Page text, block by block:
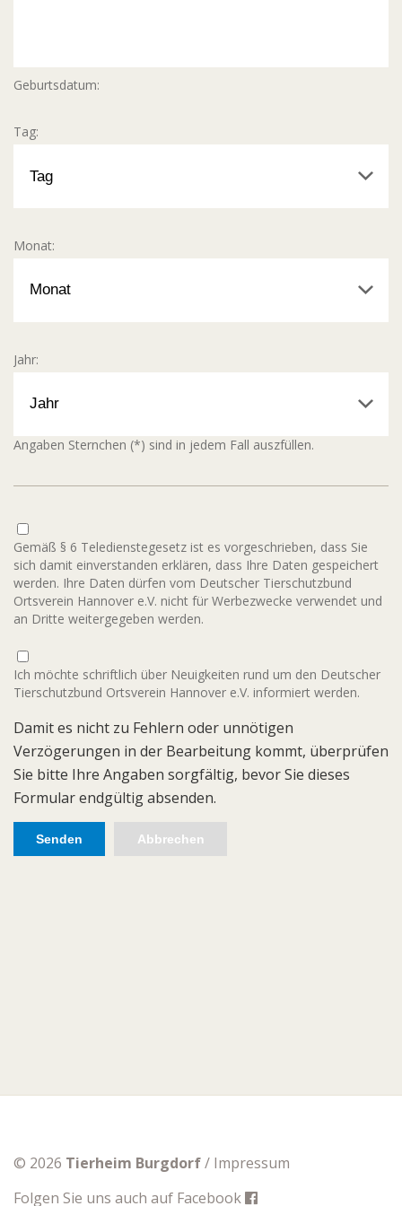
Geburtsdatum:
Tag:
Monat:
Jahr:
Angaben Sternchen (*) sind in jedem Fall auszfüllen.
Gemäß § 6 Teledienstegesetz ist es vorgeschrieben, dass Sie
sich damit einverstanden erklären, dass Ihre Daten gespeichert
werden. Ihre Daten dürfen vom Deutscher Tierschutzbund
Ortsverein Hannover e.V. nicht für Werbezwecke verwendet und
an Dritte weitergegeben werden.
Ich möchte schriftlich über Neuigkeiten rund um den Deutscher
Tierschutzbund Ortsverein Hannover e.V. informiert werden.
Damit es nicht zu Fehlern oder unnötigen
Verzögerungen in der Bearbeitung kommt, überprüfen
Sie bitte Ihre Angaben sorgfältig, bevor Sie dieses
Formular endgültig absenden.
© 2026 Tierheim Burgdorf/ Impressum
Folgen Sie uns auch auf Facebook